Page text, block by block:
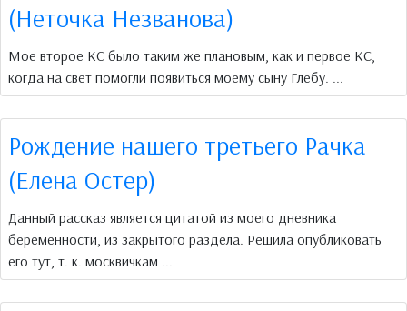
(Неточка Незванова)
Мое второе КС было таким же плановым, как и первое КС,
когда на свет помогли появиться моему сыну Глебу. ...
Рождение нашего третьего Рачка
(Елена Остер)
Данный рассказ является цитатой из моего дневника
беременности, из закрытого раздела. Решила опубликовать
его тут, т. к. москвичкам ...